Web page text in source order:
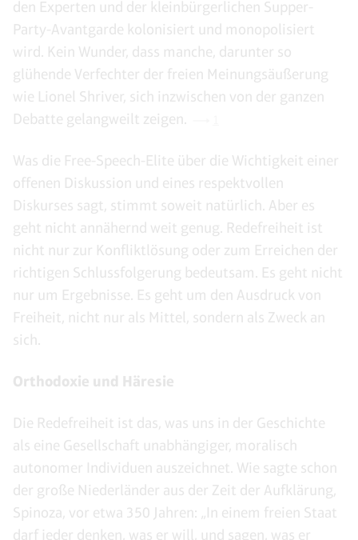
den Experten und der kleinbürgerlichen Supper-
Party-Avantgarde kolonisiert und monopolisiert
wird. Kein Wunder, dass manche, darunter so
glühende Verfechter der freien Meinungsäußerung
wie Lionel Shriver, sich inzwischen von der ganzen
Debatte gelangweilt zeigen.
Was die Free-Speech-Elite über die Wichtigkeit einer
offenen Diskussion und eines respektvollen
Diskurses sagt, stimmt soweit natürlich. Aber es
geht nicht annähernd weit genug. Redefreiheit ist
nicht nur zur Konfliktlösung oder zum Erreichen der
richtigen Schlussfolgerung bedeutsam. Es geht nicht
nur um Ergebnisse. Es geht um den Ausdruck von
Freiheit, nicht nur als Mittel, sondern als Zweck an
sich.
Orthodoxie und Häresie
Die Redefreiheit ist das, was uns in der Geschichte
als eine Gesellschaft unabhängiger, moralisch
autonomer Individuen auszeichnet. Wie sagte schon
der große Niederländer aus der Zeit der Aufklärung,
Spinoza, vor etwa 350 Jahren: „In einem freien Staat
darf jeder denken, was er will, und sagen, was er